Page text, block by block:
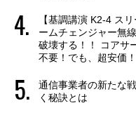
【基調講演 K2-4 ス
ームチェンジャー無
破壊する！！ コアサ
不要！でも、超安価
通信事業者の新たな
く秘訣とは